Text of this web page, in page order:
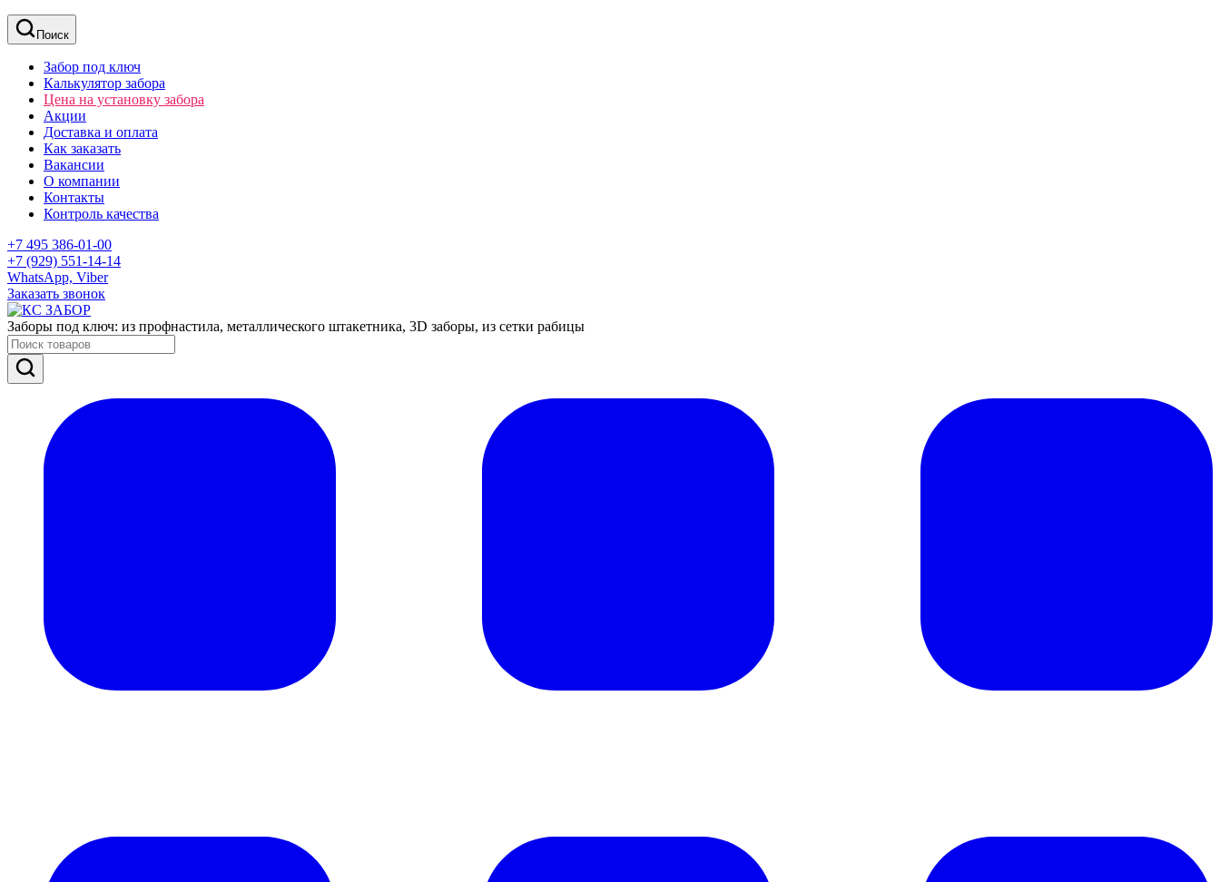
Поиск
Забор под ключ
Калькулятор забора
Цена на установку забора
Акции
Доставка и оплата
Как заказать
Вакансии
О компании
Контакты
Контроль качества
+7 495 386-01-00
+7 (929) 551-14-14
WhatsApp, Viber
Заказать звонок
Заборы под ключ: из профнастила, металлического штакетника, 3D заборы, из сетки рабицы